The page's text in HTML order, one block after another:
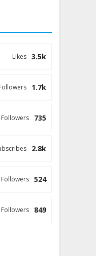
3.5k
Likes
1.7k
735
Followers
2.8k
524
Followers
849
Followers